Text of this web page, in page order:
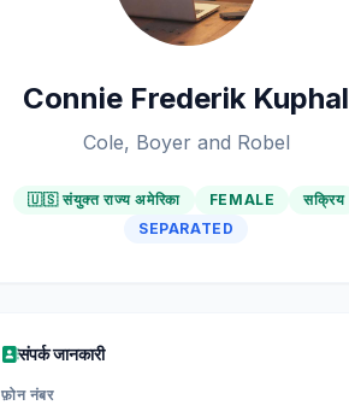
Connie Frederik Kuphal
Cole, Boyer and Robel
🇺🇸 संयुक्त राज्य अमेरिका FEMALE
सक्रिय
SEPARATED
संपर्क जानकारी
फ़ोन नंबर